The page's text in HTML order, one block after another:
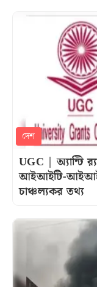
দেশ
UGC | অ্যান্টি
আইআইটি-
চাঞ্চল্যকর তথ্য